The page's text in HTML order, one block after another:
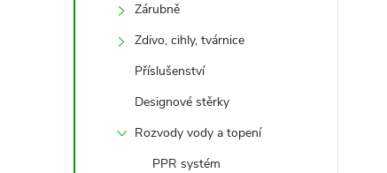
Zárubně
Zdivo, cihly, tvárnice
Příslušenství
Designové stěrky
Rozvody vody a topení
PPR systém